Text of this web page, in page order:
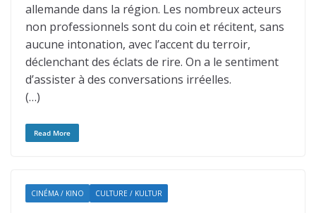
allemande dans la région. Les nombreux acteurs
non professionnels sont du coin et récitent, sans
aucune intonation, avec l’accent du terroir,
déclenchant des éclats de rire. On a le sentiment
d’assister à des conversations irréelles.
(…)
Read More
CINÉMA / KINO CULTURE / KULTUR